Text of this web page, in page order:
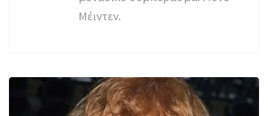
Μέιντεν.